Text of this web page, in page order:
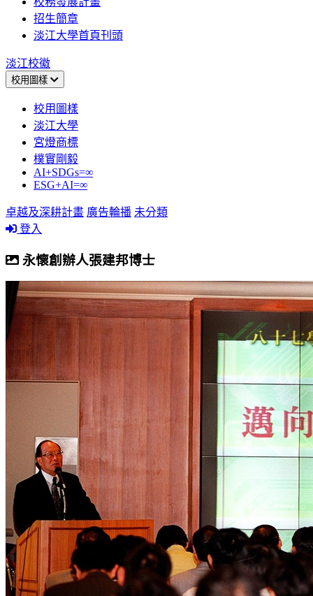
招生簡章
淡江大學首頁刊頭
淡江校徽
校用圖樣
校用圖樣
淡江大學
宮燈商標
樸實剛毅
AI+SDGs=∞
ESG+AI=∞
卓越及深耕計畫 廣告輪播 未分類
登入
永懷創辦人張建邦博士